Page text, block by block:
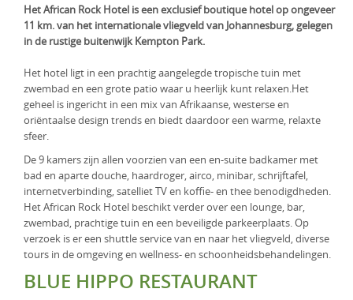
Groepsreis
Uganda
Zambia
Zimbabwe
Zuid-Afrika
KLM Preferred Partner
Het African Rock Hotel is een exclusief boutique hotel op ongeveer
11 km. van het internationale vliegveld van Johannesburg, gelegen
in de rustige buitenwijk Kempton Park.
Het hotel ligt in een prachtig aangelegde tropische tuin met
zwembad en een grote patio waar u heerlijk kunt relaxen.Het
geheel is ingericht in een mix van Afrikaanse, westerse en
oriëntaalse design trends en biedt daardoor een warme, relaxte
sfeer.
De 9 kamers zijn allen voorzien van een en-suite badkamer met
bad en aparte douche, haardroger, airco, minibar, schrijftafel,
internetverbinding, satelliet TV en koffie- en thee benodigdheden.
Het African Rock Hotel beschikt verder over een lounge, bar,
zwembad, prachtige tuin en een beveiligde parkeerplaats. Op
verzoek is er een shuttle service van en naar het vliegveld, diverse
tours in de omgeving en wellness- en schoonheidsbehandelingen.
BLUE HIPPO RESTAURANT